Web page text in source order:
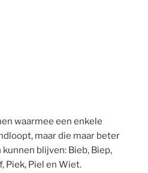
waarmee een enkele
maar die maar beter
blijven: Bieb, Biep,
Piek, Piel en Wiet.